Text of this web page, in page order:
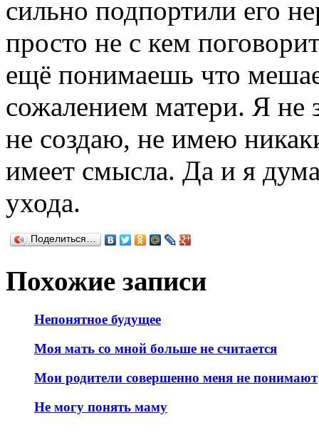
сильно подпортили его
просто не с кем
ещё понимаешь что
сожалением матери. Я не
не создаю, не имею
имеет смысла. Да и я
ухода.
Поделиться…
Похожие записи
Непонятное будущее
Моя мать со мной больше не считается
Мои родители совершенно меня не понимают
Не могу понять маму